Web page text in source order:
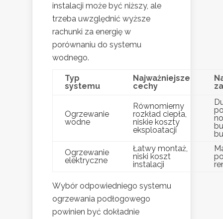
instalacji może być niższy, ale
trzeba uwzględnić wyższe
rachunki za energię w
porównaniu do systemu
wodnego.
Typ
systemu
Najważniejsze
cechy
Ogrzewanie
wodne
Równomierny
rozkład ciepła,
niskie koszty
eksploatacji
Ogrzewanie
elektryczne
Łatwy montaż,
niski koszt
instalacji
Wybór odpowiedniego systemu
ogrzewania podłogowego
powinien być dokładnie